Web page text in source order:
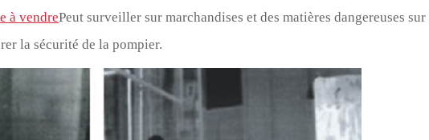
à vendrePeut surveiller sur marchandises et des matières dangereuses sur
la sécurité de la pompier.